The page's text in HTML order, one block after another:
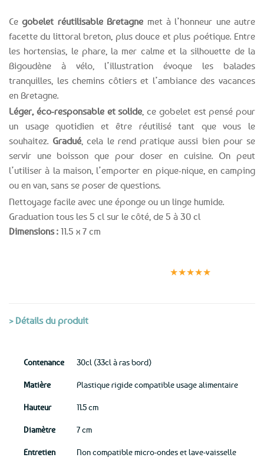
Ce gobelet réutilisable Bretagne met à l’honneur une autre
facette du littoral breton, plus douce et plus poétique. Entre
les hortensias, le phare, la mer calme et la silhouette de la
Bigoudène à vélo, l’illustration évoque les balades
tranquilles, les chemins côtiers et l’ambiance des vacances
en Bretagne.
Léger, éco-responsable et solide, ce gobelet est pensé pour
un usage quotidien et être réutilisé tant que vous le
souhaitez. Gradué, cela le rend pratique aussi bien pour se
servir une boisson que pour doser en cuisine. On peut
l’utiliser à la maison, l’emporter en pique-nique, en camping
ou en van, sans se poser de questions.
Nettoyage facile avec une éponge ou un linge humide.
Graduation tous les 5 cl sur le côté, de 5 à 30 cl
Dimensions : 11.5 x 7 cm
★★★★★
> Détails du produit
Contenance 30cl (33cl à ras bord)
Matière Plastique rigide compatible usage alimentaire
Hauteur 11.5 cm
Diamètre 7 cm
Entretien Non compatible micro-ondes et lave-vaisselle